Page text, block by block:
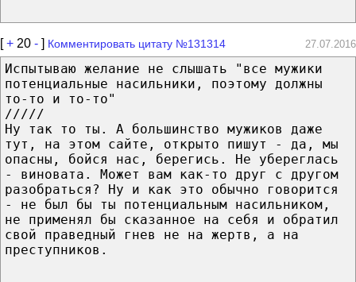
[+ 20 - ] Комментировать цитату №131314 27.07.2016
Испытываю желание не слышать "все мужики
потенциальные насильники, поэтому должны
то-то и то-то"
/////
Ну так то ты. А большинство мужиков даже
тут, на этом сайте, открыто пишут - да, мы
опасны, бойся нас, берегись. Не убереглась
- виновата. Может вам как-то друг с другом
разобраться? Ну и как это обычно говорится
- не был бы ты потенциальным насильником,
не применял бы сказанное на себя и обратил
свой праведный гнев не на жертв, а на
преступников.